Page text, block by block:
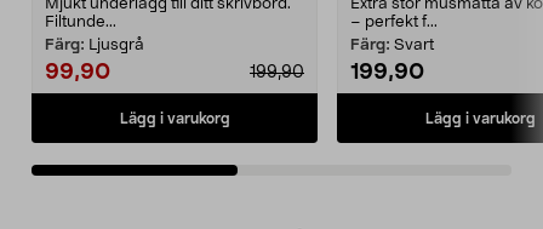
Mjukt underlägg till ditt skrivbord.
Filtunde...
Färg: Ljusgrå
199,90
99,90
Lägg i varukorg
Extra stor musmatta av
– perfekt f...
Färg: Svart
199,90
Lägg i varukorg